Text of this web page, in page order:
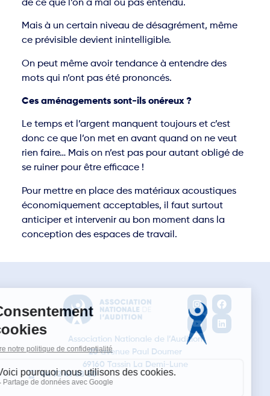
de ce que l’on a mal ou pas entendu.
Mais à un certain niveau de désagrément, même
ce prévisible devient inintelligible.
On peut même avoir tendance à entendre des
mots qui n’ont pas été prononcés.
Ces aménagements sont-ils onéreux ?
Le temps et l’argent manquent toujours et c’est
donc ce que l’on met en avant quand on ne veut
rien faire… Mais on n’est pas pour autant obligé de
se ruiner pour être efficace !
Pour mettre en place des matériaux acoustiques
économiquement acceptables, il faut surtout
anticiper et intervenir au bon moment dans la
conception des espaces de travail.
Association Nationale de l’Audition
20 avenue Paul Doumer
69160 Tassin La Demi-Lune
04 72 41 88 50